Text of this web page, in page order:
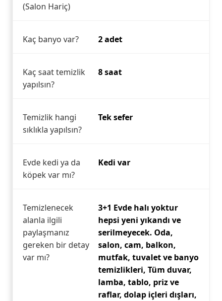
(Salon Hariç)
Kaç banyo var? 2 adet
Kaç saat temizlik
yapılsın?
8 saat
Temizlik hangi
sıklıkla yapılsın?
Tek sefer
Evde kedi ya da
köpek var mı?
Kedi var
Temizlenecek
alanla ilgili
paylaşmanız
gereken bir detay
var mı?
3+1 Evde halı yoktur
hepsi yeni yıkandı ve
serilmeyecek. Oda,
salon, cam, balkon,
mutfak, tuvalet ve banyo
temizlikleri, Tüm duvar,
lamba, tablo, priz ve
raflar, dolap içleri dışları,